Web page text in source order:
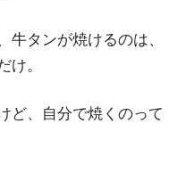
牛タンが焼けるのは、
け。
ど、自分で焼くのって